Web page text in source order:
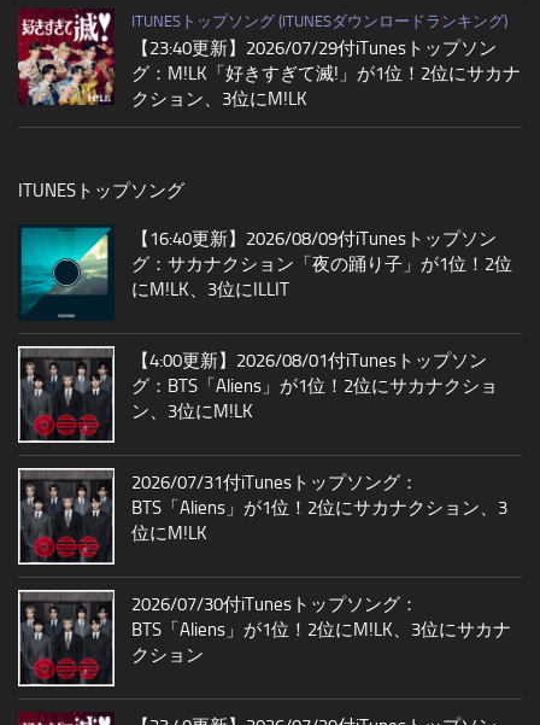
ITUNESトップソング (ITUNESダウンロードランキング)
【23:40更新】2026/07/29付iTunesトップソン
グ：M!LK「好きすぎて滅!」が1位！2位にサカナ
クション、3位にM!LK
ITUNESトップソング
【16:40更新】2026/08/09付iTunesトップソン
グ：サカナクション「夜の踊り子」が1位！2位
にM!LK、3位にILLIT
【4:00更新】2026/08/01付iTunesトップソン
グ：BTS「Aliens」が1位！2位にサカナクショ
ン、3位にM!LK
2026/07/31付iTunesトップソング：
BTS「Aliens」が1位！2位にサカナクション、3
位にM!LK
2026/07/30付iTunesトップソング：
BTS「Aliens」が1位！2位にM!LK、3位にサカナ
クション